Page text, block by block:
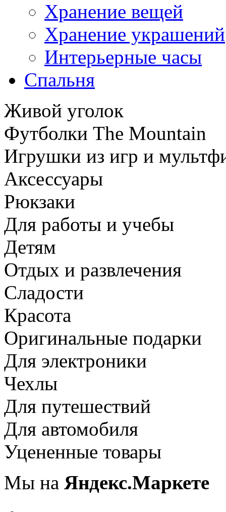
Хранение вещей
Хранение украшений
Интерьерные часы
Спальня
Живой уголок
Футболки The Mountain
Игрушки из игр и
Аксессуары
Рюкзаки
Для работы и учебы
Детям
Отдых и развлечения
Сладости
Красота
Оригинальные подарки
Для электроники
Чехлы
Для путешествий
Для автомобиля
Уцененные товары
Мы на Яндекс.Маркете